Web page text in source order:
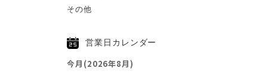
その他
営業日カレンダー
今月(2026年8月)